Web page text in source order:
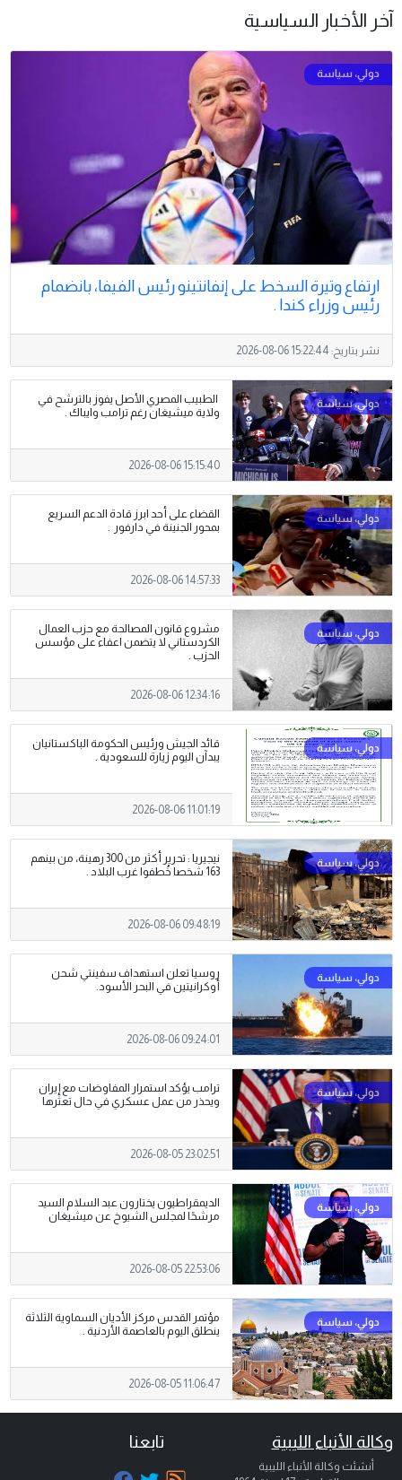
آخر الأخبار السياسية
ارتفاع وتيرة السخط على إنفانتينو رئيس الفيفا، بانضمام
رئيس وزراء كندا .
نشر بتاريخ: 2026-08-06 15:22:44
الطبيب المصري الأصل يفوز بالترشح في
ولاية ميشيغان رغم ترامب وايباك .
2026-08-06 15:15:40
القضاء على أحد ابرز قادة الدعم السريع
بمحور الجنينة في دارفور .
2026-08-06 14:57:33
مشروع قانون المصالحة مع حزب العمال
الكردستاني لا يتضمن اعفاء على مؤسس
الحزب .
2026-08-06 12:34:16
قائد الجيش ورئيس الحكومة الباكستانيان
يبدآن اليوم زيارة للسعودية .
2026-08-06 11:01:19
نيجيريا : تحرير أكثر من 300 رهينة، من بينهم
163 شخصا خُطفوا غرب البلاد .
2026-08-06 09:48:19
روسيا تعلن استهداف سفينتي شحن
أوكرانيتين في البحر الأسود.
2026-08-06 09:24:01
ترامب يؤكد استمرار المفاوضات مع إيران
ويحذر من عمل عسكري في حال تعثرها
2026-08-05 23:02:51
الديمقراطيون يختارون عبد السلام السيد
مرشحًا لمجلس الشيوخ عن ميشيغان
2026-08-05 22:53:06
مؤتمر القدس مركز الأديان السماوية الثلاثة
ينطلق اليوم بالعاصمة الأردنية .
2026-08-05 11:06:47
وكالة الأنباء الليبية
أنشئت وكالة الأنباء الليبية
تابعنا